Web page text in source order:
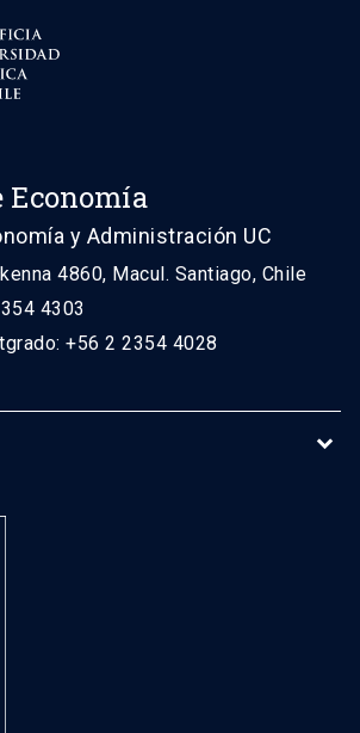
y Administración UC
4860, Macul. Santiago, Chile
4303
+56 2 2354 4028